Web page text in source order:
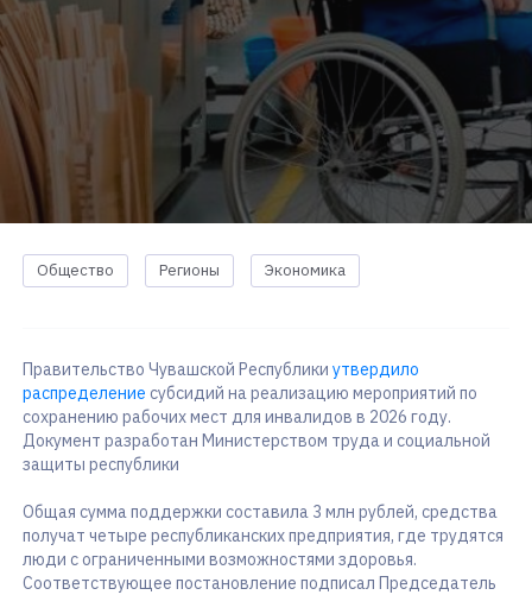
Общество Регионы Экономика
Правительство Чувашской Республики утвердило
распределение субсидий на реализацию мероприятий по
сохранению рабочих мест для инвалидов в 2026 году.
Документ разработан Министерством труда и социальной
защиты республики
Общая сумма поддержки составила 3 млн рублей, средства
получат четыре республиканских предприятия, где трудятся
люди с ограниченными возможностями здоровья.
Соответствующее постановление подписал Председатель